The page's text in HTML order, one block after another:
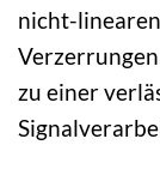
nicht-
zu einer